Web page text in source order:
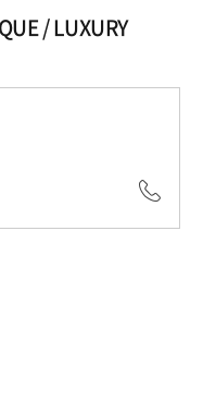
/ LUXURY